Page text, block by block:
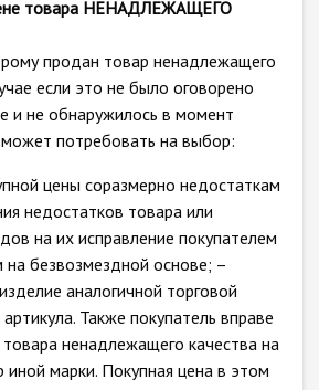
товара НЕНАДЛЕЖАЩЕГО
продан товар ненадлежащего
если это не было оговорено
и не обнаружилось в момент
может потребовать на выбор:
цены соразмерно недостаткам
недостатков товара или
на их исправление покупателем
на безвозмездной основе; –
аналогичной торговой
Также покупатель вправе
ненадлежащего качества на
иной марки. Покупная цена в этом